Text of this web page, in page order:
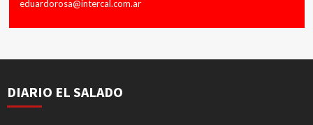
eduardorosa@intercal.com.ar
DIARIO EL SALADO